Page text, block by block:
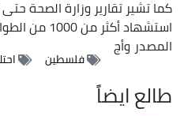
استشهاد أكثر من 1000 من الطواقم الصحية وأصحاب الاختصاص.
المصدروأج
فلسطين
طالع ايضاً